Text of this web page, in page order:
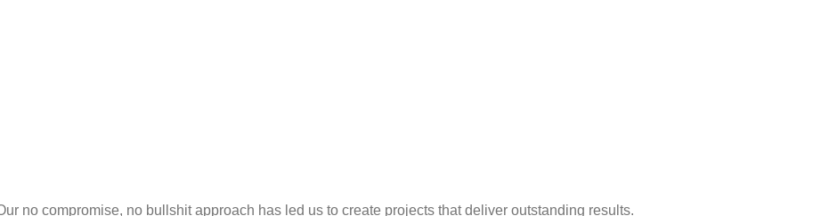
no compromise, no bullshit approach has led us to create projects that deliver outstanding results.